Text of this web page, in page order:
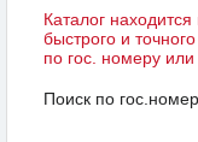
Каталог
быстрого и
по гос. номеру
Поиск по